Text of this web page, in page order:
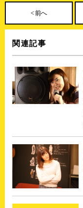
< 前へ
関連記事